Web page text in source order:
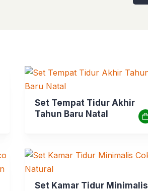
Set Tempat Tidur Akhir
Tahun Baru Natal
Set Kamar Tidur Minimalis